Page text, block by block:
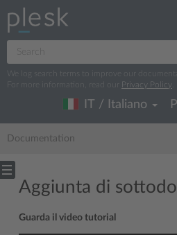
We log search terms to improve our
For more information, read our
Privacy Policy
IT / Italiano
Documentation
Aggiunta di
Guarda il video tutorial